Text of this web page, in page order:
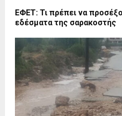
ΕΦΕΤ: Τι πρέπει να
εδέσματα της σαρακοστής